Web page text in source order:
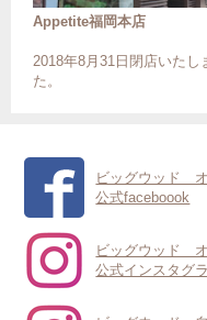
Appetite福岡本店
2018年8月31日閉店いたし
た。
ビッグウッド
公式faceboook
ビッグウッド
公式インスタグ